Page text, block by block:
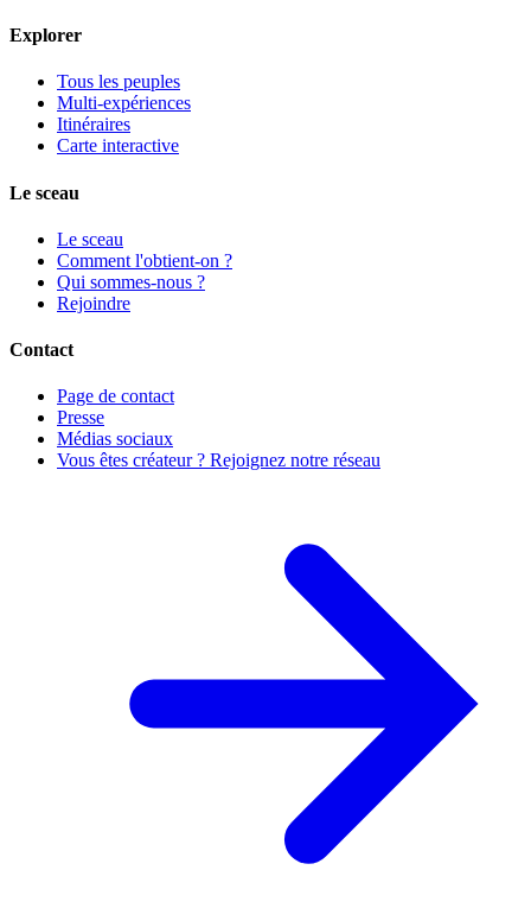
Explorer
Tous les peuples
Multi-expériences
Itinéraires
Carte interactive
Le sceau
Le sceau
Comment l'obtient-on ?
Qui sommes-nous ?
Rejoindre
Contact
Page de contact
Presse
Médias sociaux
Vous êtes créateur ? Rejoignez notre réseau